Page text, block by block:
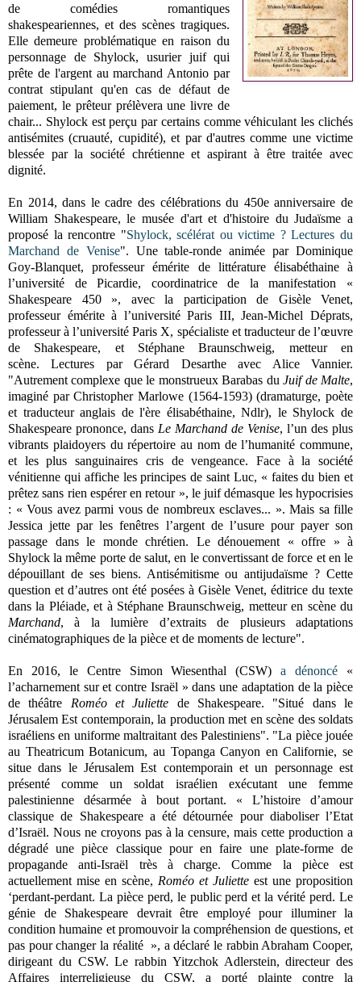
de comédies romantiques
shakespeariennes, et des scènes tragiques.
Elle demeure problématique en raison du
personnage de Shylock, usurier juif qui
prête de l'argent au marchand Antonio par
contrat stipulant qu'en cas de défaut de
paiement, le prêteur prélèvera une livre de
chair... Shylock est perçu par certains comme véhiculant les clichés
antisémites (cruauté, cupidité), et par d'autres comme une victime
blessée par la société chrétienne et aspirant à être traitée avec
dignité.
En 2014, dans le cadre des célébrations du 450e anniversaire de
William Shakespeare,le musée d'art et d'histoire du Judaïsme a
proposé la rencontre "Shylock, scélérat ou victime ?Lectures du
Marchand de Venise". Une table-ronde animée par Dominique
Goy-Blanquet, professeur émérite de littérature élisabéthaine à
l’université de Picardie, coordinatrice de la manifestation «
Shakespeare 450 », avec la participation de Gisèle Venet,
professeur émérite à l’université Paris III,Jean-Michel Déprats,
professeur à l’université Paris X, spécialiste et traducteur de l’œuvre
de Shakespeare, et Stéphane Braunschweig, metteur en
scène.Lectures par Gérard Desarthe avec Alice Vannier.
"Autrement complexe que le monstrueux Barabas duJuif de Malte,
imaginé par Christopher Marlowe (1564-1593) (dramaturge, poète
et traducteur anglais de l'ère élisabéthaine, Ndlr), le Shylock de
Shakespeare prononce, dans Le Marchand de Venise, l’un des plus
vibrants plaidoyers du répertoire au nom de l’humanité commune,
et les plus sanguinaires cris de vengeance. Face à la société
vénitienne qui affiche les principes de saint Luc, « faites du bien et
prêtez sans rien espérer en retour », le juif démasque les hypocrisies
: « Vous avez parmi vous de nombreux esclaves... ». Mais sa fille
Jessica jette par les fenêtres l’argent de l’usure pour payer son
passage dans le monde chrétien. Le dénouement « offre » à
Shylock la même porte de salut, en le convertissant de force et en le
dépouillant de ses biens. Antisémitisme ou antijudaïsme ? Cette
question et d’autres ont été posées à Gisèle Venet, éditrice du texte
dans la Pléiade, et à Stéphane Braunschweig, metteur en scène du
Marchand, à la lumière d’extraits de plusieurs adaptations
cinématographiques de la pièce et de moments de lecture".
En 2016, le Centre Simon Wiesenthal (CSW)a dénoncé «
l’acharnement sur et contre Israël » dans une adaptation de la pièce
de théâtre Roméo et Juliette de Shakespeare. "Situé dans le
Jérusalem Est contemporain, la production met en scène des soldats
israéliens en uniforme maltraitant des Palestiniens". "La pièce jouée
au Theatricum Botanicum, au Topanga Canyon en Californie, se
situe dans le Jérusalem Est contemporain et un personnage est
présenté comme un soldat israélien exécutant une femme
palestinienne désarmée à bout portant. « L’histoire d’amour
classique de Shakespeare a été détournée pour diaboliser l’Etat
d’Israël. Nous ne croyons pas à la censure, mais cette production a
dégradé une pièce classique pour en faire une plate-forme de
propagande anti-Israël très à charge.Comme la pièce est
actuellement mise en scène, Roméo et Juliette est une proposition
‘perdant-perdant. La pièce perd, le public perd et la vérité perd. Le
génie de Shakespeare devrait être employé pour illuminer la
condition humaine et promouvoir la compréhension de questions, et
pas pour changer la réalité
», a déclaré le rabbin Abraham Cooper,
dirigeant du CSW.Le rabbin Yitzchok Adlerstein, directeur des
Affaires interreligieuse du CSW, a porté plainte contre la